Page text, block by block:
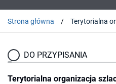
Strona główna Terytorialna
DO PRZYPISANIA
Terytorialna organizacja